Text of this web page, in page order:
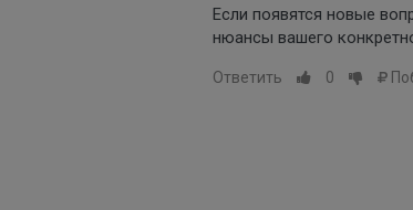
Если появятся новые
нюансы вашего
Ответить 0